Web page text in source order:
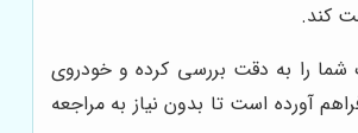
کند.
شما را به دقت بررسی کرده و خودروی
آورده است تا بدون نیاز به مراجعه